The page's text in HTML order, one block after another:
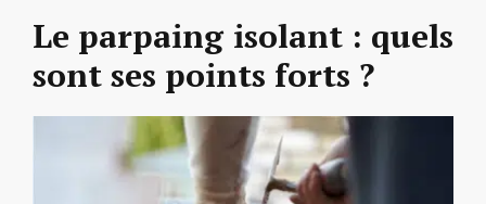
Le parpaing isolant : quels
sont ses points forts ?